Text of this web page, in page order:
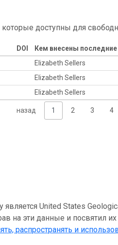
доступны для
DOI
Кем внесены
Elizabeth Sellers
Elizabeth Sellers
Elizabeth Sellers
назад 1 2 3 4
United States
на эти данные и посвятил их
распространять и